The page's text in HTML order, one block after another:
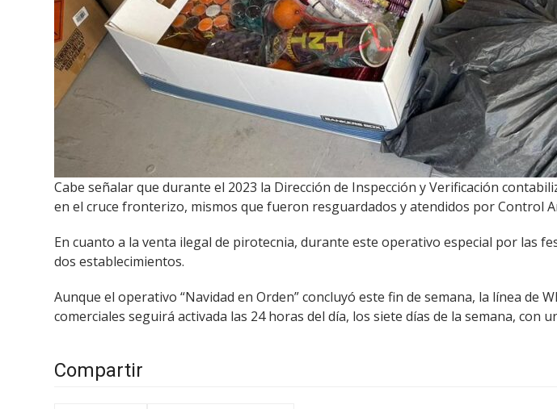
Cabe señalar que durante el 2023 la Dirección de Inspección y Verificación
en el cruce fronterizo, mismos que fueron resguardados y atendidos por Control
En cuanto a la venta ilegal de pirotecnia, durante este operativo especial por las
dos establecimientos.
Aunque el operativo “Navidad en Orden” concluyó este fin de semana, la línea
comerciales seguirá activada las 24 horas del día, los siete días de la semana, con
Compartir